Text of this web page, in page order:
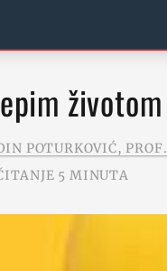
životom
POTURKOVIĆ, PROF.
5 MINUTA